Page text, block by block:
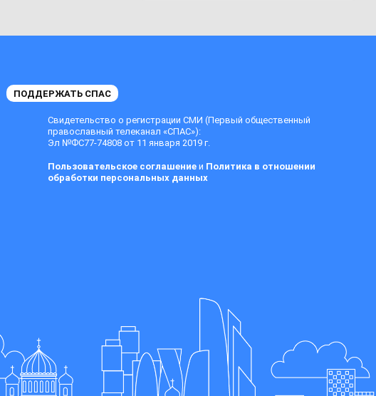
ПОДДЕРЖАТЬ СПАС
Свидетельство о регистрации СМИ (Первый общественный
православный телеканал «СПАС»):
Эл №ФС77-74808 от 11 января 2019 г.
Пользовательское соглашениеи Политика в отношении
обработки персональных данных